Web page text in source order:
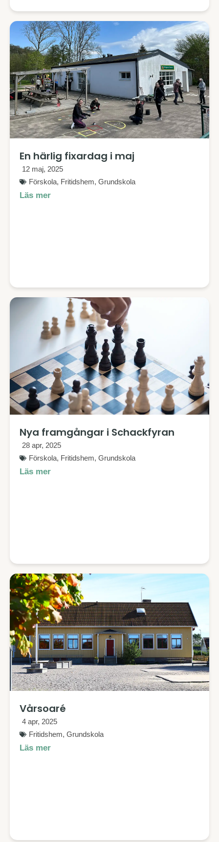
En härlig fixardag i maj
12 maj, 2025
Förskola, Fritidshem, Grundskola
Läs mer
Nya framgångar i Schackfyran
28 apr, 2025
Förskola, Fritidshem, Grundskola
Läs mer
Vårsoaré
4 apr, 2025
Fritidshem, Grundskola
Läs mer